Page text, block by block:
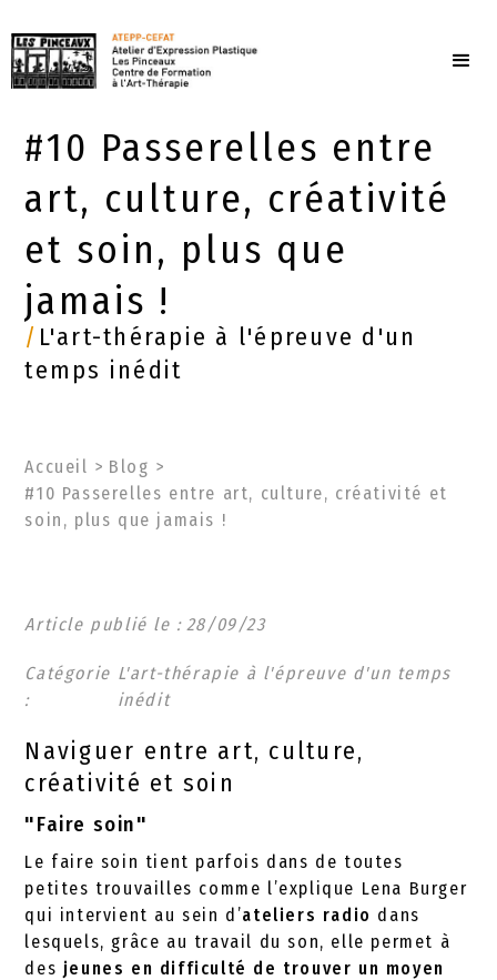
#10 Passerelles entre
art, culture, créativité
et soin, plus que
jamais !
/ L'art-thérapie à l'épreuve d'un
temps inédit
Accueil > Blog >
#10 Passerelles entre art, culture, créativité et
soin, plus que jamais !
Article publié le : 28/09/23
Catégorie
:
L'art-thérapie à l'épreuve d'un temps
inédit
Naviguer entre art, culture,
créativité et soin
"Faire soin"
Le faire soin tient parfois dans de toutes
petites trouvailles comme l’explique Lena Burger
qui intervient au sein d’ateliers radio dans
lesquels, grâce au travail du son, elle permet à
des jeunes en difficulté de trouver un moyen